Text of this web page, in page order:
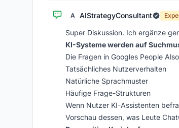
A AIStrategyConsultant
Super Diskussion. Ich ergänze
KI-Systeme werden auf
Die Fragen in Googles People
Tatsächliches Nutzerverhalten
Natürliche Sprachmuster
Häufige Frage-Strukturen
Wenn Nutzer KI-Assistenten
Vorschau dessen, was Leute